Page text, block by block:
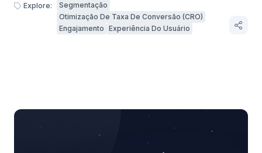
Explore:
Segmentação
Otimização De Taxa De Conversão (CRO)
Engajamento Experiência Do Usuário